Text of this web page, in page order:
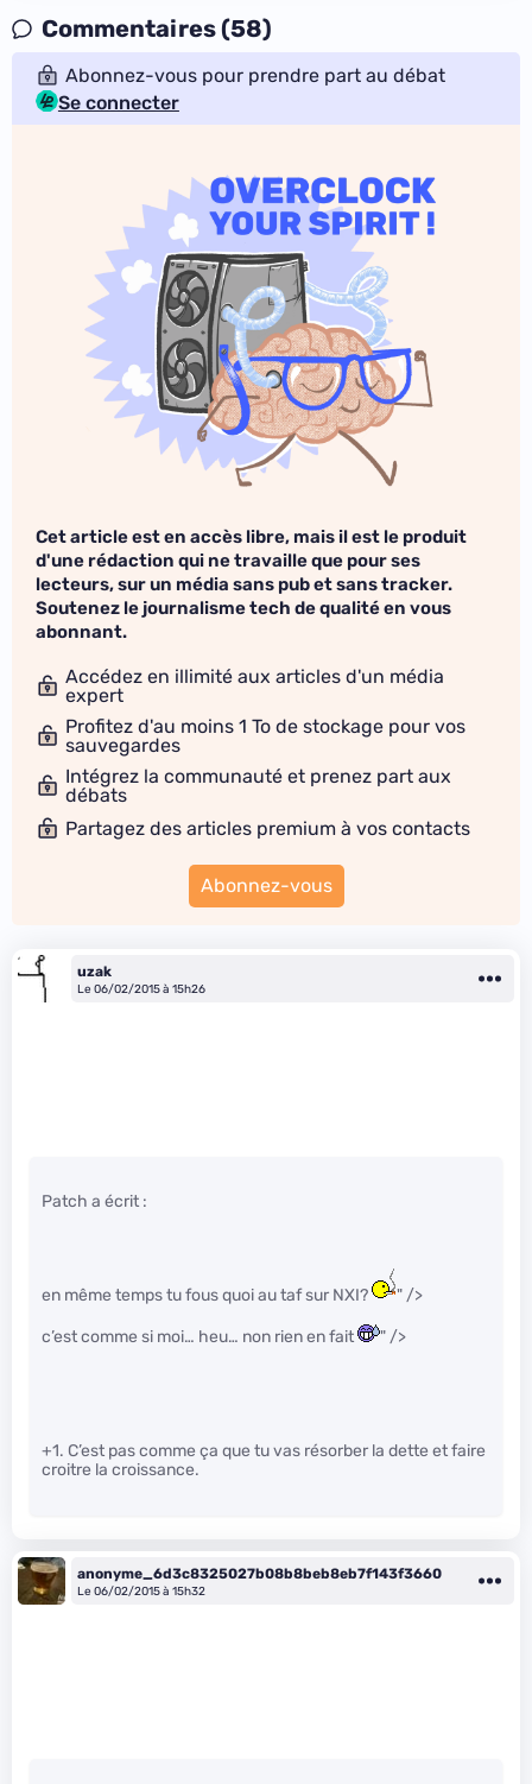
Commentaires (58)
Abonnez-vous pour prendre part au débat
Se connecter
Cet article est en accès libre, mais il est le produit
d'une rédaction qui ne travaille que pour ses
lecteurs, sur un média sans pub et sans tracker.
Soutenez le journalisme tech de qualité en vous
abonnant.
Accédez en illimité aux articles d'un média
expert
Profitez d'au moins 1 To de stockage pour vos
sauvegardes
Intégrez la communauté et prenez part aux
débats
Partagez des articles premium à vos contacts
Abonnez-vous
uzak
Le 06/02/2015 à 15h26
Patch a écrit :
en même temps tu fous quoi au taf sur NXI? " />
c’est comme si moi… heu… non rien en fait " />
+1. C’est pas comme ça que tu vas résorber la dette et faire
croitre la croissance.
anonyme_6d3c8325027b08b8beb8eb7f143f3660
Le 06/02/2015 à 15h32